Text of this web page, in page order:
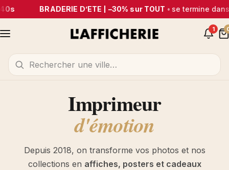
BRADERIE D’ÉTÉ | –30% sur TOUT•se termine dans 1j
1
Imprimeur
d'émotion
Depuis 2018, on transforme vos photos et nos
collections en affiches, posters et cadeaux